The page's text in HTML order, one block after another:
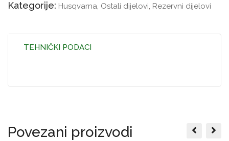
Kategorije: Husqvarna, Ostali dijelovi, Rezervni dijelovi
TEHNIČKI PODACI
Povezani proizvodi